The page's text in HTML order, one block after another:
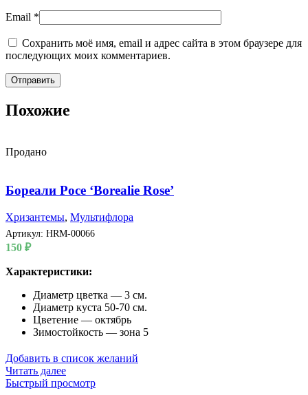
Email *
Сохранить моё имя, email и адрес сайта в этом браузере для
последующих моих комментариев.
Похожие
Продано
Бореали Росе ‘Borealie Rose’
Хризантемы, Мультифлора
Артикул: HRM-00066
150 ₽
Характеристики:
Диаметр цветка — 3 см.
Диаметр куста 50-70 см.
Цветение — октябрь
Зимостойкость — зона 5
Добавить в список желаний
Читать далее
Быстрый просмотр